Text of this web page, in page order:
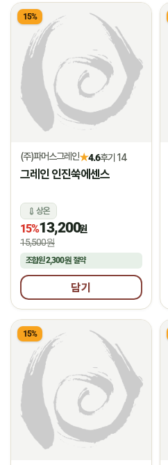
15%
(주)파머스그레인★4.6후기 14
그레인 인진쑥에센스
상온
15%13,200원
15,500원
조합원2,300원 절약
담기
15%